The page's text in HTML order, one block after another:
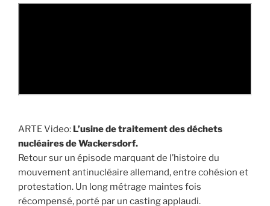
ARTE Video: L’usine de traitement des déchets
nucléaires de Wackersdorf.
Retour sur un épisode marquant de l’histoire du
mouvement antinucléaire allemand, entre cohésion et
protestation. Un long métrage maintes fois
récompensé, porté par un casting applaudi.